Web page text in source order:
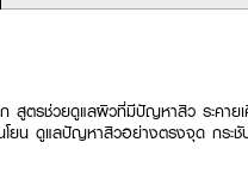
สูตรช่วยดูแลผิวที่มีปัญหาสิว ระคาย
น ดูแลปัญหาสิวอย่างตรงจุด กระชั